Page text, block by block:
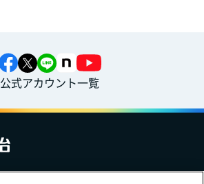
公式アカウント一覧